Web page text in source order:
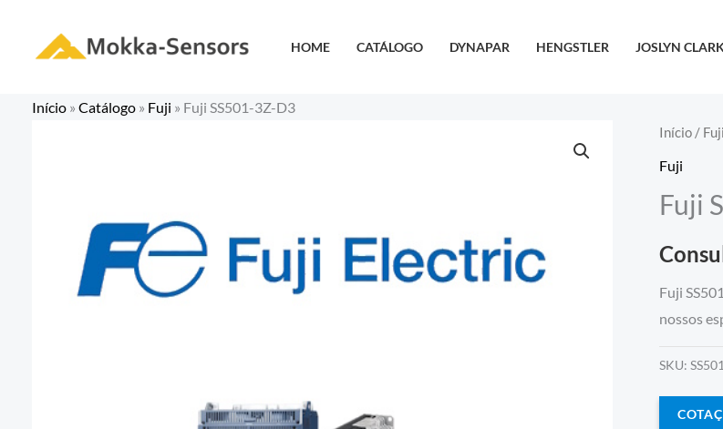
HOME CATÁLOGO DYNAPAR HENGSTLER JOSLYN CLARK
Início » Catálogo » Fuji » Fuji SS501-3Z-D3
Início/ Fuji
Fuji
Fuji
Fuji
nossos
SKU: